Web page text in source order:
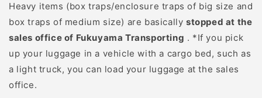
など…捕獲率向上につな
がる多くのヒントが得ら
れるでしょう。 もちろん
熟練ハンターにとっても
頼もしいアイテムです。
長年の経験とトレイルカ
Heavy items (box traps/enclosure traps of big size and
box traps of medium size) are basicallystopped at the
sales office of Fukuyama Transporting . *If you pick
up your luggage in a vehicle with a cargo bed, such as
a light truck, you can load your luggage at the sales
office.